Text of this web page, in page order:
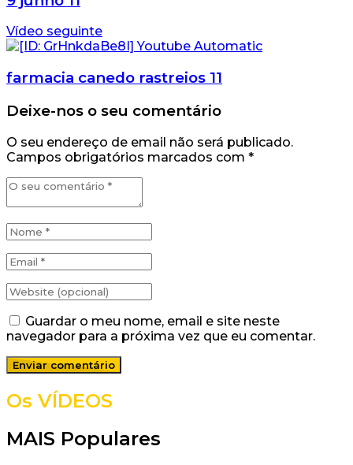
Vídeo seguinte
farmacia canedo rastreios 11
Deixe-nos o seu comentário
O seu endereço de email não será publicado.
Campos obrigatórios marcados com *
Guardar o meu nome, email e site neste
navegador para a próxima vez que eu comentar.
Os VÍDEOS
MAIS Populares